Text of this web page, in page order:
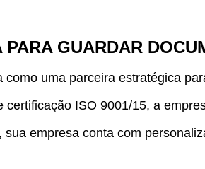
GUARDAR
como uma parceira estratégica
certificação ISO 9001/15, a
empresa conta com